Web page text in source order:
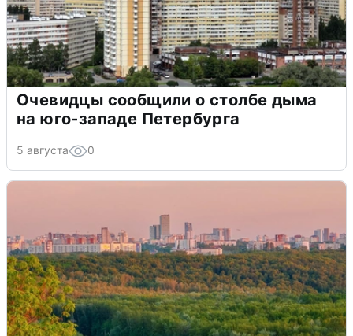
Очевидцы сообщили о столбе дыма
на юго-западе Петербурга
5 августа 0